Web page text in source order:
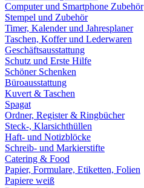
Computer und Smartphone Zubehör
Stempel und Zubehör
Timer, Kalender und Jahresplaner
Taschen, Koffer und Lederwaren
Geschäftsausstattung
Schutz und Erste Hilfe
Schöner Schenken
Büroausstattung
Kuvert & Taschen
Spagat
Ordner, Register & Ringbücher
Steck-, Klarsichthüllen
Haft- und Notizblöcke
Schreib- und Markierstifte
Catering & Food
Papier, Formulare, Etiketten, Folien
Papiere weiß